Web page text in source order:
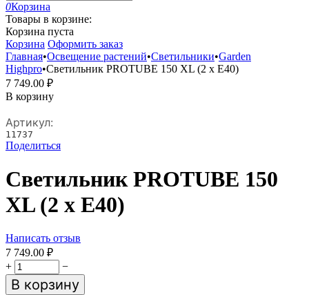
0Корзина
Товары в корзине:
Корзина пуста
Корзина Оформить заказ
Главная•Освещение растений•Светильники•Garden
Highpro•Светильник PROTUBE 150 XL (2 x E40)
7 749.00 ₽
В корзину
Артикул:
11737
Поделиться
Светильник PROTUBE 150
XL (2 x E40)
Написать отзыв
7 749.00 ₽
+
−
В корзину